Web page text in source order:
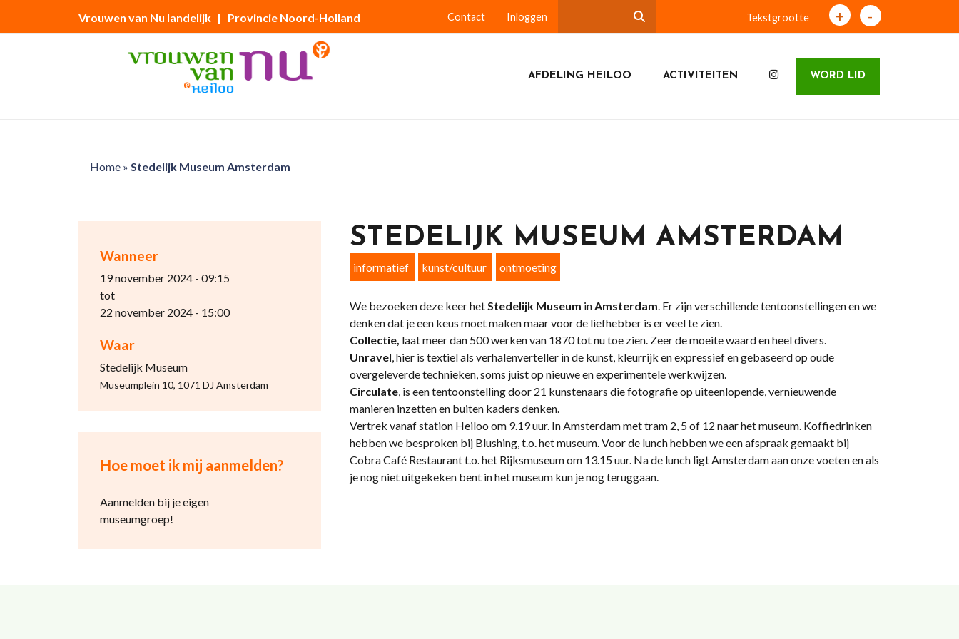
Vrouwen van Nu landelijk | Provincie Noord-Holland Contact Inloggen Tekstgrootte + -
AFDELING HEILOO ACTIVITEITEN WORD LID
Home» Stedelijk Museum Amsterdam
Wanneer
19 november 2024 - 09:15
tot
22 november 2024 - 15:00
Waar
Stedelijk Museum
Museumplein 10, 1071 DJ Amsterdam
Hoe moet ik mij aanmelden?
Aanmelden bij je eigen
museumgroep!
STEDELIJK MUSEUM AMSTERDAM
informatief kunst/cultuur ontmoeting
We bezoeken deze keer hetStedelijk Museum inAmsterdam. Er zijn verschillende tentoonstellingen en we
denken dat je een keus moet maken maar voor de liefhebber is er veel te zien.
Collectie, laat meer dan 500 werken van 1870 tot nu toe zien. Zeer de moeite waard en heel divers.
Unravel, hier is textiel als verhalenverteller in de kunst, kleurrijk en expressief en gebaseerd op oude
overgeleverde technieken, soms juist op nieuwe en experimentele werkwijzen.
Circulate, is een tentoonstelling door 21 kunstenaars die fotografie op uiteenlopende, vernieuwende
manieren inzetten en buiten kaders denken.
Vertrek vanaf station Heiloo om 9.19 uur. In Amsterdam met tram 2, 5 of 12 naar het museum. Koffiedrinken
hebben we besproken bij Blushing, t.o. het museum. Voor de lunch hebben we een afspraak gemaakt bij
Cobra Café Restaurant t.o. het Rijksmuseum om 13.15 uur. Na de lunch ligt Amsterdam aan onze voeten en als
je nog niet uitgekeken bent in het museum kun je nog teruggaan.